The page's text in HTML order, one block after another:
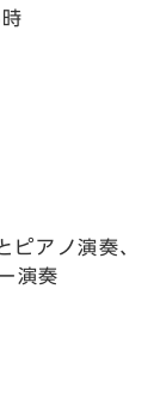
ピアノ演奏、
演奏